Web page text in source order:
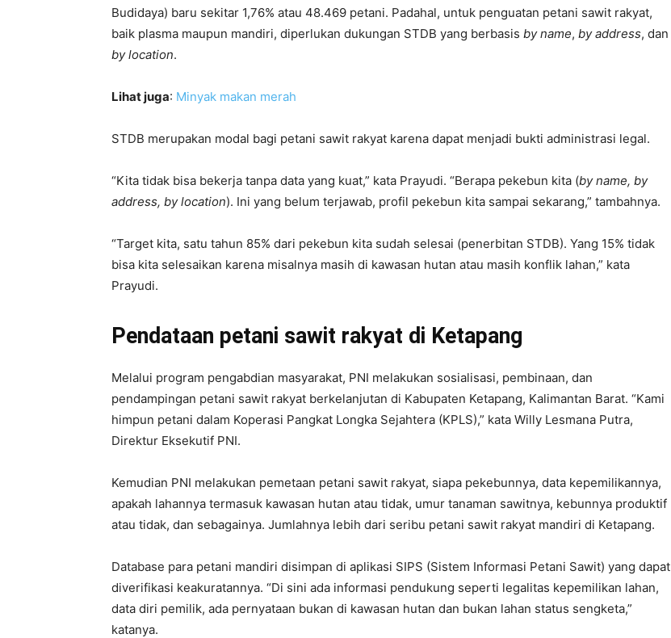
Budidaya) baru sekitar 1,76% atau 48.469 petani. Padahal, untuk penguatan petani sawit rakyat,
baik plasma maupun mandiri, diperlukan dukungan STDB yang berbasis by name, by address, dan
by location.
Lihat juga: Minyak makan merah
STDB merupakan modal bagi petani sawit rakyat karena dapat menjadi bukti administrasi legal.
“Kita tidak bisa bekerja tanpa data yang kuat,” kata Prayudi. “Berapa pekebun kita (by name, by
address, by location). Ini yang belum terjawab, profil pekebun kita sampai sekarang,” tambahnya.
“Target kita, satu tahun 85% dari pekebun kita sudah selesai (penerbitan STDB). Yang 15% tidak
bisa kita selesaikan karena misalnya masih di kawasan hutan atau masih konflik lahan,” kata
Prayudi.
Pendataan petani sawit rakyat di Ketapang
Melalui program pengabdian masyarakat, PNI melakukan sosialisasi, pembinaan, dan
pendampingan petani sawit rakyat berkelanjutan di Kabupaten Ketapang, Kalimantan Barat. “Kami
himpun petani dalam Koperasi Pangkat Longka Sejahtera (KPLS),” kata Willy Lesmana Putra,
Direktur Eksekutif PNI.
Kemudian PNI melakukan pemetaan petani sawit rakyat, siapa pekebunnya, data kepemilikannya,
apakah lahannya termasuk kawasan hutan atau tidak, umur tanaman sawitnya, kebunnya produktif
atau tidak, dan sebagainya. Jumlahnya lebih dari seribu petani sawit rakyat mandiri di Ketapang.
Database para petani mandiri disimpan di aplikasi SIPS (Sistem Informasi Petani Sawit) yang dapat
diverifikasi keakuratannya. “Di sini ada informasi pendukung seperti legalitas kepemilikan lahan,
data diri pemilik, ada pernyataan bukan di kawasan hutan dan bukan lahan status sengketa,”
katanya.